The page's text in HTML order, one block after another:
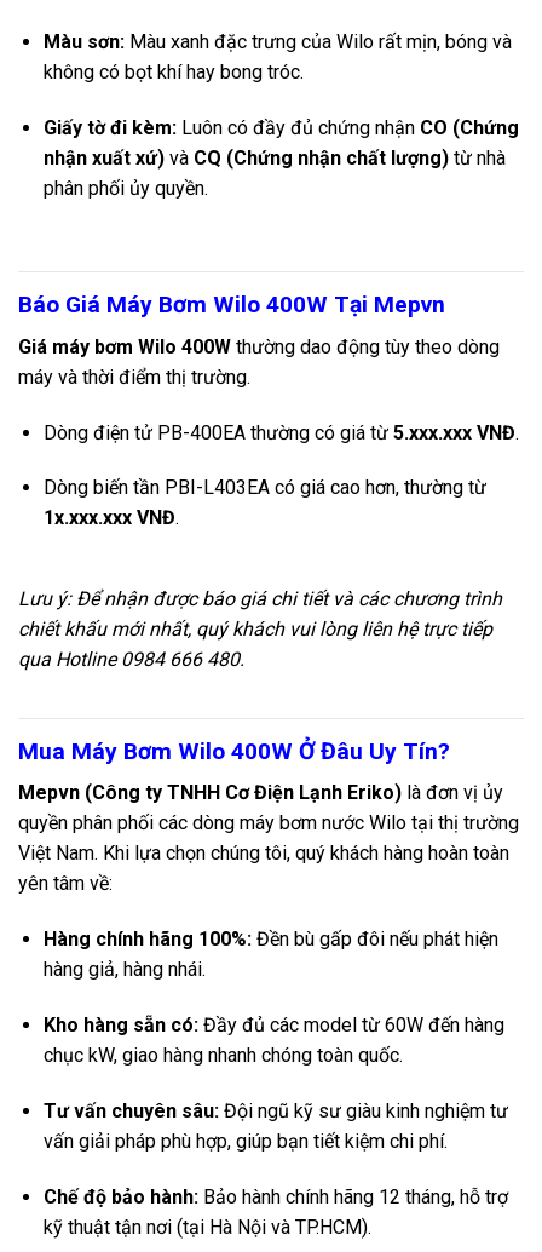
Màu sơn:Màu xanh đặc trưng của Wilo rất mịn, bóng và
không có bọt khí hay bong tróc.
Giấy tờ đi kèm:Luôn có đầy đủ chứng nhận CO (Chứng
nhận xuất xứ)và CQ (Chứng nhận chất lượng)từ nhà
phân phối ủy quyền.
Báo Giá Máy Bơm Wilo 400W Tại Mepvn
Giá máy bơm Wilo 400W thường dao động tùy theo dòng
máy và thời điểm thị trường.
Dòng điện tử PB-400EA thường có giá từ 5.xxx.xxx VNĐ.
Dòng biến tần PBI-L403EA có giá cao hơn, thường từ
1x.xxx.xxx VNĐ.
Lưu ý: Để nhận được báo giá chi tiết và các chương trình
chiết khấu mới nhất, quý khách vui lòng liên hệ trực tiếp
qua Hotline 0984 666 480.
Mua Máy Bơm Wilo 400W Ở Đâu Uy Tín?
Mepvn (Công ty TNHH Cơ Điện Lạnh Eriko) là đơn vị ủy
quyền phân phối các dòng máy bơm nước Wilo tại thị trường
Việt Nam. Khi lựa chọn chúng tôi, quý khách hàng hoàn toàn
yên tâm về:
Hàng chính hãng 100%:Đền bù gấp đôi nếu phát hiện
hàng giả, hàng nhái.
Kho hàng sẵn có:Đầy đủ các model từ 60W đến hàng
chục kW, giao hàng nhanh chóng toàn quốc.
Tư vấn chuyên sâu:Đội ngũ kỹ sư giàu kinh nghiệm tư
vấn giải pháp phù hợp, giúp bạn tiết kiệm chi phí.
Chế độ bảo hành:Bảo hành chính hãng 12 tháng, hỗ trợ
kỹ thuật tận nơi (tại Hà Nội và TP.HCM).